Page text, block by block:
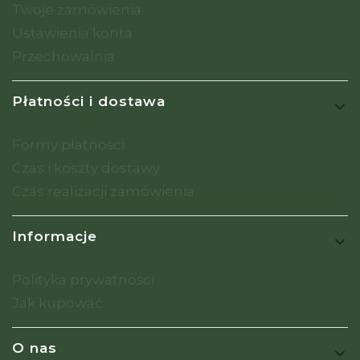
Twoje zamówienia
Ustawienia konta
Przechowalnia
Płatności i dostawa
Formy płatności
Czas i koszty dostawy
Czas realizacji zamówienia
Informacje
Polityka prywatności
Jak kupować
O nas